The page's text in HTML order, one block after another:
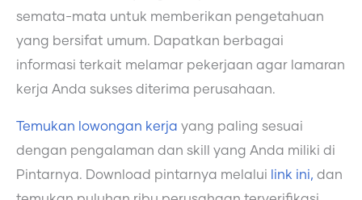
semata-mata untuk memberikan pengetahuan
yang bersifat umum. Dapatkan berbagai
informasi terkait melamar pekerjaan agar lamaran
kerja Anda sukses diterima perusahaan.
Temukan lowongan kerja yang paling sesuai
dengan pengalaman dan skill yang Anda miliki di
Pintarnya. Download pintarnya melalui
link ini, dan